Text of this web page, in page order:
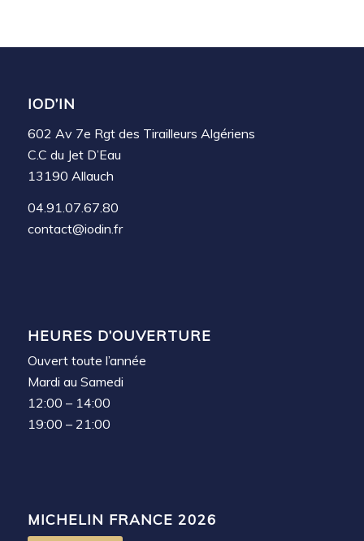
IOD’IN
602 Av 7e Rgt des Tirailleurs Algériens
C.C du Jet D’Eau
13190 Allauch
04.91.07.67.80
contact@iodin.fr
HEURES D’OUVERTURE
Ouvert toute l’année
Mardi au Samedi
12:00 – 14:00
19:00 – 21:00
MICHELIN FRANCE 2026